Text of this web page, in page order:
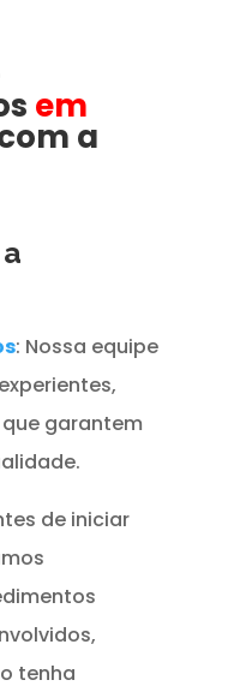
em
a
: Nossa equipe
garantem
de iniciar
tenha